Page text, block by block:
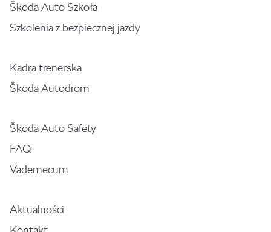
Škoda Auto Szkoła
Szkolenia z bezpiecznej jazdy
Kadra trenerska
Škoda Autodrom
Škoda Auto Safety
FAQ
Vademecum
Aktualności